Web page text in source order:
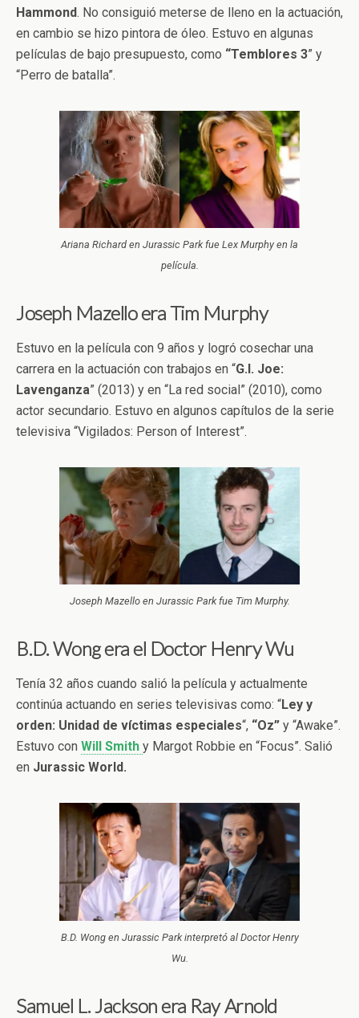
Hammond. No consiguió meterse de lleno en la actuación,
en cambio se hizo pintora de óleo. Estuvo en algunas
películas de bajo presupuesto, como “Temblores 3” y
“Perro de batalla”.
Ariana Richard en Jurassic Park fue Lex Murphy en la
película.
Joseph Mazello era Tim Murphy
Estuvo en la película con 9 años y logró cosechar una
carrera en la actuación con trabajos en “G.I. Joe:
Lavenganza” (2013) y en “La red social” (2010), como
actor secundario. Estuvo en algunos capítulos de la serie
televisiva “Vigilados: Person of Interest”.
Joseph Mazello en Jurassic Park fue Tim Murphy.
B.D. Wong era el Doctor Henry Wu
Tenía 32 años cuando salió la película y actualmente
continúa actuando en series televisivas como: “Ley y
orden: Unidad de víctimas especiales“, “Oz” y “Awake”.
Estuvo con Will Smith y Margot Robbie en “Focus”. Salió
en Jurassic World.
B.D. Wong en Jurassic Park interpretó al Doctor Henry
Wu.
Samuel L. Jackson era Ray Arnold